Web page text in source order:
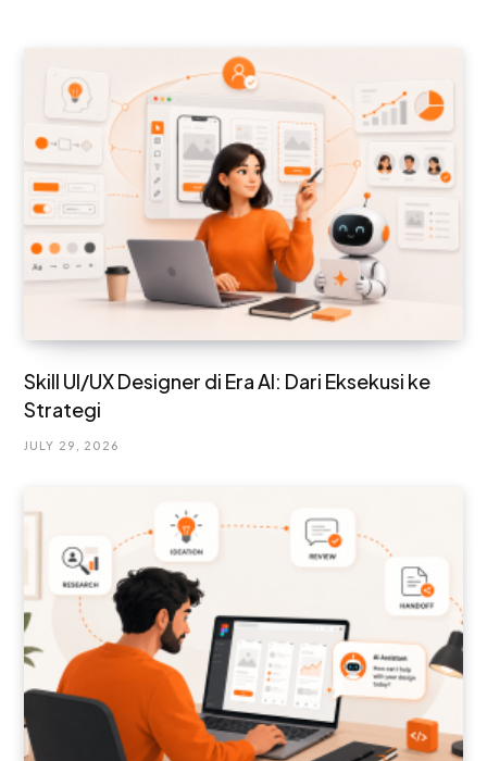
Skill UI/UX Designer di Era AI: Dari Eksekusi ke
Strategi
JULY 29, 2026